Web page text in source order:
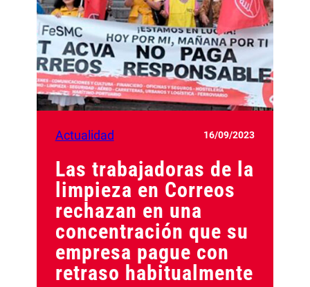
Actualidad 16/09/2023
Las trabajadoras de la
limpieza en Correos
rechazan en una
concentración que su
empresa pague con
retraso habitualmente